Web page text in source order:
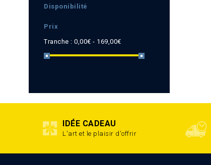
Disponibilité
Prix
Tranche : 0,00€ - 169,00€
IDÉE CADEAU
L'art et le plaisir d'offrir